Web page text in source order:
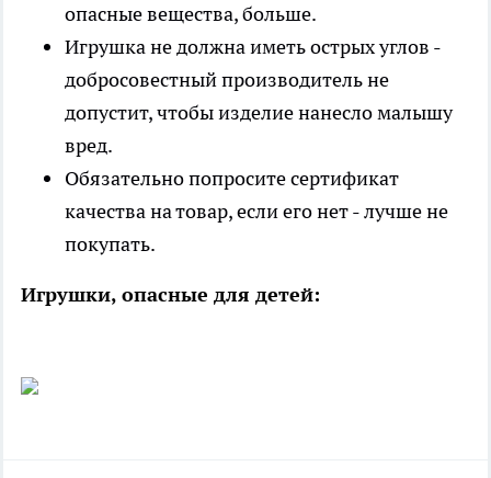
опасные вещества, больше.
Игрушка не должна иметь острых углов -
добросовестный производитель не
допустит, чтобы изделие нанесло малышу
вред.
Обязательно попросите сертификат
качества на товар, если его нет - лучше не
покупать.
Игрушки, опасные для детей: